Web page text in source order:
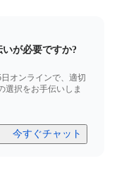
が必要ですか?
オンラインで、適切
選択をお手伝いしま
今すぐチャット